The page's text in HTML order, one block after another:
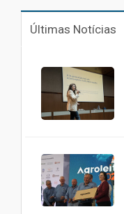
Últimas Notícias